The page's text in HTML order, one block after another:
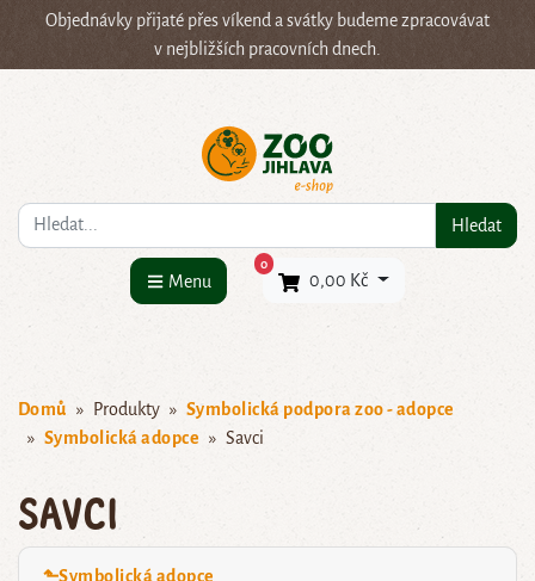
Objednávky přijaté přes víkend a svátky budeme zpracovávat
v nejbližších pracovních dnech.
Co hledáte? Hledat
Menu
0×
0,00 Kč
Domů Produkty
Symbolická podpora zoo - adopce
Symbolická adopce
Savci
Savci
⬑Symbolická adopce